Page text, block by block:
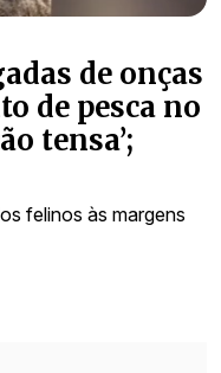
de onças
de pesca no
tensa’;
felinos às margens